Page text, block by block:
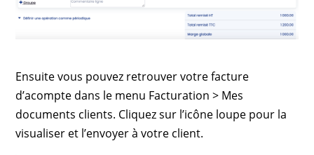
Ensuite vous pouvez retrouver votre facture
d’acompte dans le menu Facturation > Mes
documents clients. Cliquez sur l’icône loupe pour la
visualiser et l’envoyer à votre client.